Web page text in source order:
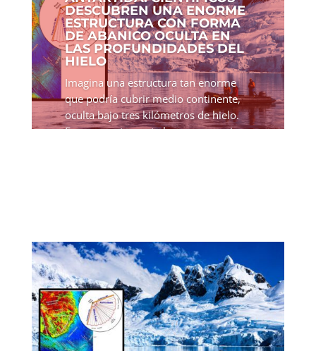
DESCUBREN UNA ENORME
ESTRUCTURA CON FORMA
DE ABANICO OCULTA EN
LAS PROFUNDIDADES DEL
HIELO
Imagina una estructura tan enorme
que podría cubrir medio continente,
oculta bajo tres kilómetros de hielo.
Eso es exactamente lo que un equipo